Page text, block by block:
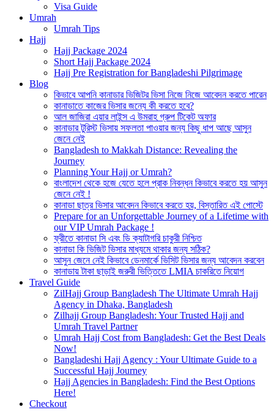
Visa Guide
Umrah
Umrah Tips
Hajj
Hajj Package 2024
Short Hajj Package 2024
Hajj Pre Registration for Bangladeshi Pilgrimage
Blog
কিভাবে আপনি কানাডার ভিজিটর ভিসা নিজে নিজে আবেদন করতে পারেন
কানাডাতে কাজের ভিসার জন্যে কী করতে হবে?
আল জাজিরা এয়ার লাইন্স এ উমরাহ গ্রুপ টিকেট অফার
কানাডার টুরিস্ট ভিসায় সফলতা পাওয়ার জন্য কিছু ধাপ আছে আসুন
জেনে নেই
Bangladesh to Makkah Distance: Revealing the
Journey
Planning Your Hajj or Umrah?
বাংলাদেশ থেকে হজে যেতে হলে প্রাক নিবন্ধন কিভাবে করতে হয় আসুন
জেনে নেই !
কানাডা ছাত্র ভিসার আবেদন কিভাবে করতে হয়, বিস্তারিত এই পোস্টে
Prepare for an Unforgettable Journey of a Lifetime with
our VIP Umrah Package !
ফ্রীতে কানাডা সি এবং ডি ক্যাটাগরি চাকুরী নিশ্চিত
কানাডা কি ভিজিট ভিসার মাধ্যমে থাকার জন্য সঠিক?
আসুন জেনে নেই কিভাবে ডেনমার্কে ভিসিট ভিসার জন্য আবেদন করবেন
কানাডায় টাকা ছাড়াই জরুরী ভিত্তিতে LMIA চাকরিতে নিয়োগ
Travel Guide
ZilHajj Group Bangladesh The Ultimate Umrah Hajj
Agency in Dhaka, Bangladesh
Zilhajj Group Bangladesh: Your Trusted Hajj and
Umrah Travel Partner
Umrah Hajj Cost from Bangladesh: Get the Best Deals
Now!
Bangladeshi Hajj Agency : Your Ultimate Guide to a
Successful Hajj Journey
Hajj Agencies in Bangladesh: Find the Best Options
Here!
Checkout